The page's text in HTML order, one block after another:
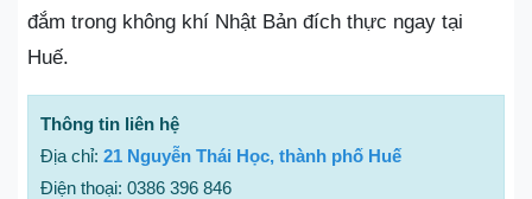
đắm trong không khí Nhật Bản đích thực ngay tại
Huế.
Thông tin liên hệ
Địa chỉ: 21 Nguyễn Thái Học, thành phố Huế
Điện thoại: 0386 396 846